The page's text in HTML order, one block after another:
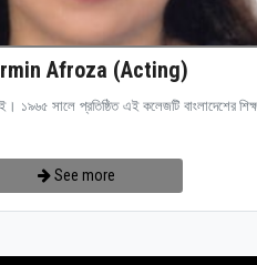
Afroza (Acting)
১৯৬৫ সালে প্রতিষ্ঠিত এই কলেজটি বাংলাদেশের
See more